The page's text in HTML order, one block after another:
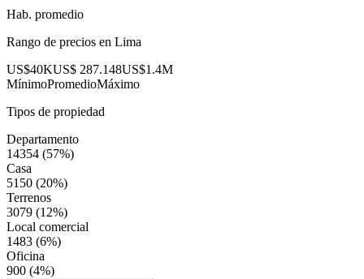
Hab. promedio
Rango de precios en Lima
US$40KUS$ 287.148US$1.4M
MínimoPromedioMáximo
Tipos de propiedad
Departamento
14354 (57%)
Casa
5150 (20%)
Terrenos
3079 (12%)
Local comercial
1483 (6%)
Oficina
900 (4%)